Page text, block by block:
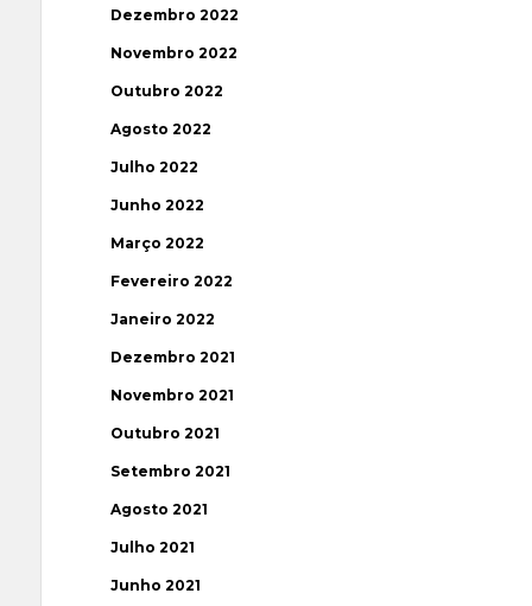
Dezembro 2022
Novembro 2022
Outubro 2022
Agosto 2022
Julho 2022
Junho 2022
Março 2022
Fevereiro 2022
Janeiro 2022
Dezembro 2021
Novembro 2021
Outubro 2021
Setembro 2021
Agosto 2021
Julho 2021
Junho 2021